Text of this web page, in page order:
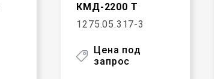
КМД-2200 Т
1275.05.317-3
Цена под
запрос